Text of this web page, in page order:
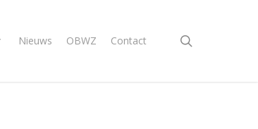
Nieuws OBWZ Contact